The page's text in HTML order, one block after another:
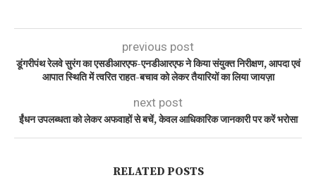
previous post
डूंगरीपंथ रेलवे सुरंग का एसडीआरएफ-एनडीआरएफ ने किया संयुक्त निरीक्षण, आपदा एवं
आपात स्थिति में त्वरित राहत-बचाव को लेकर तैयारियों का लिया जायज़ा
next post
ईंधन उपलब्धता को लेकर अफवाहों से बचें, केवल आधिकारिक जानकारी पर करें भरोसा
RELATED POSTS